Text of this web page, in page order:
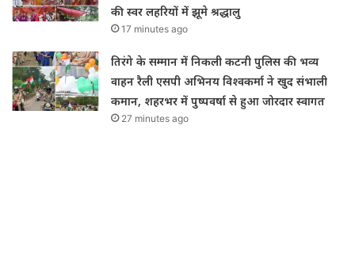
की स्वर लहरियों में झूमे श्रद्धालु
17 minutes ago
तिरंगे के सम्मान में निकली कटनी पुलिस की भव्य
वाहन रैली एसपी अभिनय विश्वकर्मा ने खुद संभाली
कमान, शहरभर में पुष्पवर्षा से हुआ जोरदार स्वागत
27 minutes ago